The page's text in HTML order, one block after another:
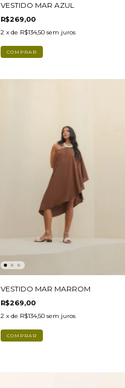
VESTIDO MAR AZUL
R$269,00
2 x de R$134,50 sem juros
COMPRAR
VESTIDO MAR MARROM
R$269,00
2 x de R$134,50 sem juros
COMPRAR